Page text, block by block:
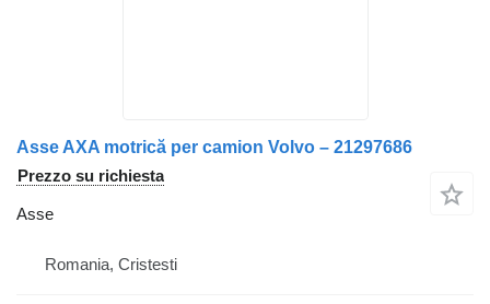
Asse AXA motrică per camion Volvo – 21297686
Prezzo su richiesta
Asse
Romania, Cristesti